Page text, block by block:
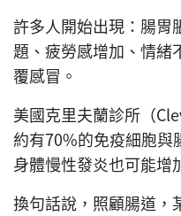
許多人開始出現：腸胃
題、疲勞感增加、情緒
覆感冒。
美國克里夫蘭診所（
約有70%的免疫細胞與
身體慢性發炎也可能增
換句話說，照顧腸道，